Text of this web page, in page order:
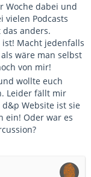
Woche dabei und
vielen Podcasts
anders.
Macht jedenfalls
wäre man selbst
von mir!
wollte euch
Leider fällt mir
Website ist sie
ein! Oder war es